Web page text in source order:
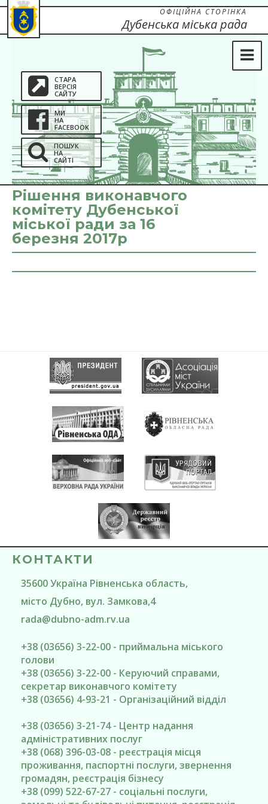
СТАРА
ВЕРСІЯ
САЙТУ
МИ
НА
FACEBOOK
ПОШУК
НА
САЙТІ
ОФІЦІЙНА СТОРІНКА
Дубенська міська рада
Рішення виконавчого
комітету Дубенської
міської ради за 16
березня 2017р
КОНТАКТИ
35600Україна Рівненська область,
місто Дубно, вул. Замкова,4
rada@dubno-adm.rv.ua
+38 (03656) 3-22-00 - приймальна міського
голови
+38 (03656) 3-22-00 - Керуючий справами,
секретар виконавчого комітету
+38 (03656) 4-93-21 - Організаційний відділ
+38 (03656) 3-21-74 - Центр надання
адміністративних послуг
+38 (068) 396-03-08 - реєстрація місця
проживання, паспортні послуги, звернення
громадян, реєстрація бізнесу
+38 (099) 522-67-27 - соціальні послуги,